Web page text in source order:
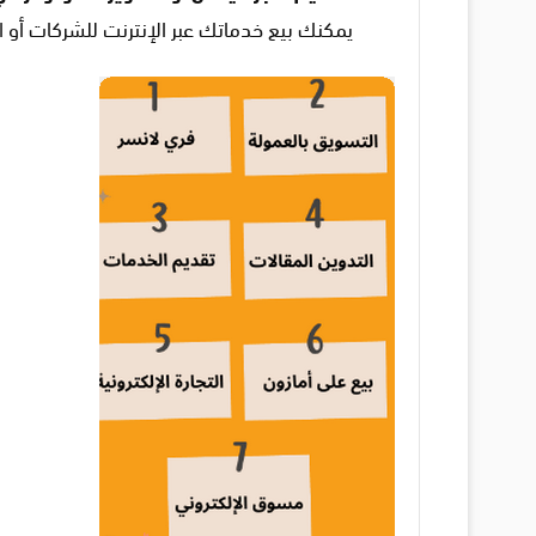
يمكنك بيع خدماتك عبر الإنترنت للشركات أو